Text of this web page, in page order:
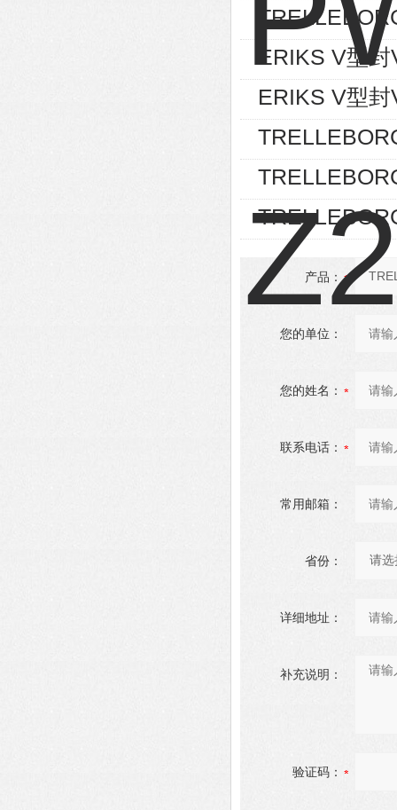
ERIKS V型
ERIKS V型
产品：
您的单位：
您的姓名：
联系电话：
常用邮箱：
省份：
详细地址：
补充说明：
验证码：